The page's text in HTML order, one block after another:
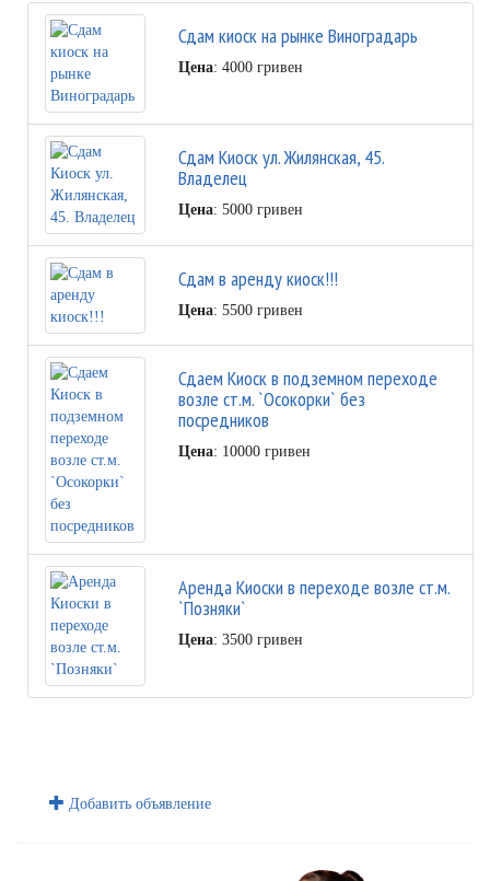
Сдам киоск на рынке Виноградарь
Цена: 4000 гривен
Сдам Киоск ул. Жилянская, 45.
Владелец
Цена: 5000 гривен
Сдам в аренду киоск!!!
Цена: 5500 гривен
Сдаем Киоск в подземном переходе
возле ст.м. `Осокорки` без
посредников
Цена: 10000 гривен
Аренда Киоски в переходе возле ст.м.
`Позняки`
Цена: 3500 гривен
Добавить объявление